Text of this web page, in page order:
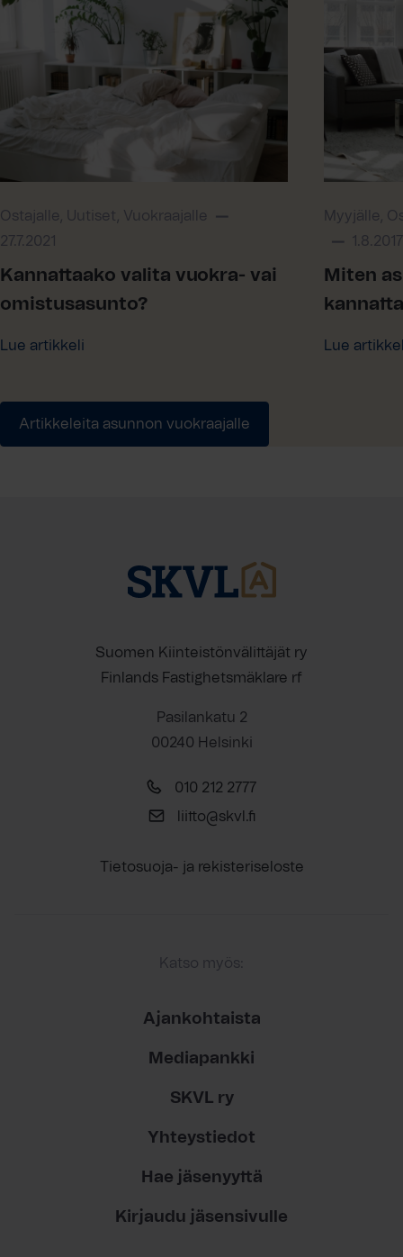
Ostajalle, Uutiset, Vuokraajalle
27.7.2021
Kannattaako valita vuokra- vai
omistusasunto?
Lue artikkeli
Myyjälle,
1.8.2017
Miten
Lue
Artikkeleita asunnon vuokraajalle
Suomen Kiinteistönvälittäjät ry
Finlands Fastighetsmäklare rf
Pasilankatu 2
00240 Helsinki
010 212 2777
liitto@skvl.fi
Tietosuoja- ja rekisteriseloste
Katso myös:
Ajankohtaista
Mediapankki
SKVL ry
Yhteystiedot
Hae jäsenyyttä
Kirjaudu jäsensivulle